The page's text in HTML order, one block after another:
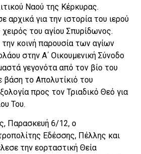
Ναού της Κέρκυρας.
αρχικά για την ιστορία του ιερού
χειρός του αγίου Σπυρίδωνος.
κοινή παρουσία των αγίων
στην Α΄ Οικουμενική Σύνοδο
γεγονότα από τον βίο του
βάση το Απολυτίκιό του
προς τον Τριαδικό Θεό για
Του.
Παρασκευή 6/12, ο
Εδέσσης, Πέλλης και
την εορταστική Θεία